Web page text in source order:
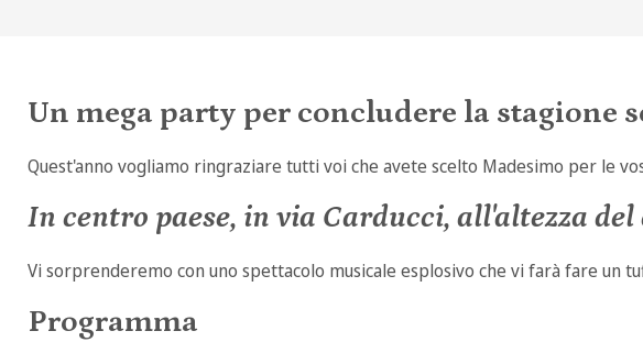
Un mega party per concludere la stagione
Quest'anno vogliamo ringraziare tutti voi che avete scelto Madesimo per le
In centro paese, in via Carducci, all'altezza
Vi sorprenderemo con uno spettacolo musicale esplosivo che vi farà fare un
Programma